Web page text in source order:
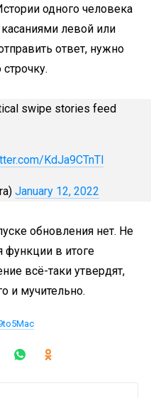
одного человека
левой или
ответ, нужно
swipe stories feed
KdJa9CTnTl
January 12, 2022
обновления нет. Не
функции в итоге
всё-таки утвердят,
и мучительно.